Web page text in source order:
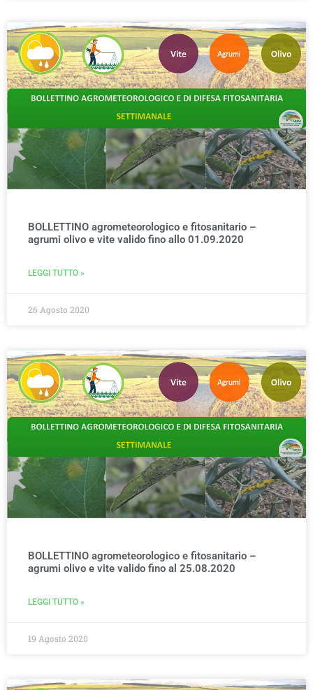
BOLLETTINO agrometeorologico e fitosanitario –
agrumi olivo e vite valido fino allo 01.09.2020
LEGGI TUTTO »
26 Agosto 2020
BOLLETTINO agrometeorologico e fitosanitario –
agrumi olivo e vite valido fino al 25.08.2020
LEGGI TUTTO »
19 Agosto 2020